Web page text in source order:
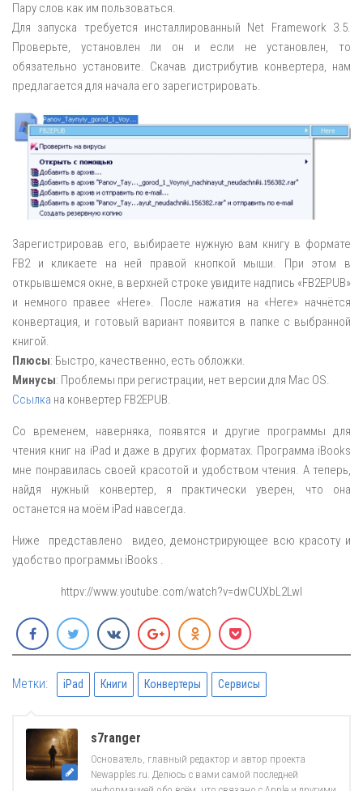
Пару слов как им пользоваться.
Для запуска требуется инсталлированный Net Framework 3.5.
Проверьте, установлен ли он и если не установлен, то
обязательно установите. Скачав дистрибутив конвертера, нам
предлагается для начала его зарегистрировать.
Зарегистрировав его, выбираете нужную вам книгу в формате
FB2 и кликаете на ней правой кнопкой мыши. При этом в
открывшемся окне, в верхней строке увидите надпись «FB2EPUB»
и немного правее «Here». После нажатия на «Here» начнётся
конвертация, и готовый вариант появится в папке с выбранной
книгой.
Плюсы: Быстро, качественно, есть обложки.
Минусы: Проблемы при регистрации, нет версии для Mac OS.
Ссылка на конвертер FB2EPUB.
Со временем, наверняка, появятся и другие программы для
чтения книг на iPad и даже в других форматах. Программа iBooks
мне понравилась своей красотой и удобством чтения. А теперь,
найдя нужный конвертер, я практически уверен, что она
останется на моём iPad навсегда.
Ниже представлено видео, демонстрирующее всю красоту и
удобство программы iBooks .
httpv://www.youtube.com/watch?v=dwCUXbL2LwI
Метки: iPad Книги Конвертеры Сервисы
s7ranger
Основатель, главный редактор и автор проекта
Newapples.ru. Делюсь с вами самой последней